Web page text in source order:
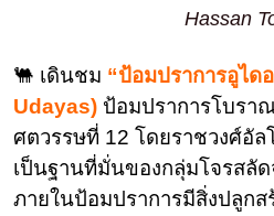
Hassan
🐫 เดินชม “ป้อมปราการอูได
Udayas) ป้อมปราการโบรา
ศตวรรษที่ 12 โดยราชวงศ์อัล
เป็นฐานที่มั่นของกลุ่มโจรสลั
ภายในป้อมปราการมีสิ่งปลูกส